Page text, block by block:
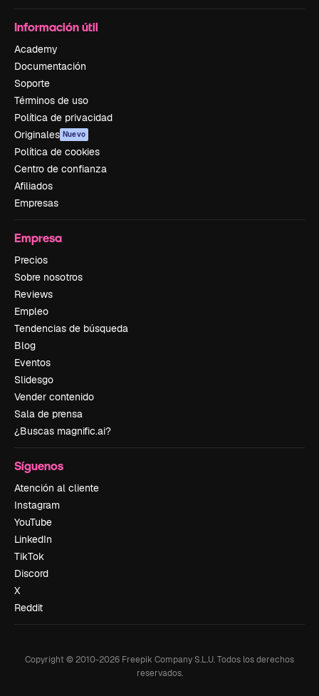
Información útil
Academy
Documentación
Soporte
Términos de uso
Política de privacidad
Originales Nuevo
Política de cookies
Centro de confianza
Afiliados
Empresas
Empresa
Precios
Sobre nosotros
Reviews
Empleo
Tendencias de búsqueda
Blog
Eventos
Slidesgo
Vender contenido
Sala de prensa
¿Buscas magnific.ai?
Síguenos
Atención al cliente
Instagram
YouTube
LinkedIn
TikTok
Discord
X
Reddit
Copyright © 2010-2026 Freepik Company S.L.U.Todos los derechos
reservados.